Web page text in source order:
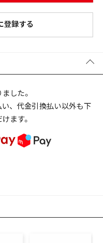
内容で検索する
登録する
した。
、代金引換払い以外も下
ます。